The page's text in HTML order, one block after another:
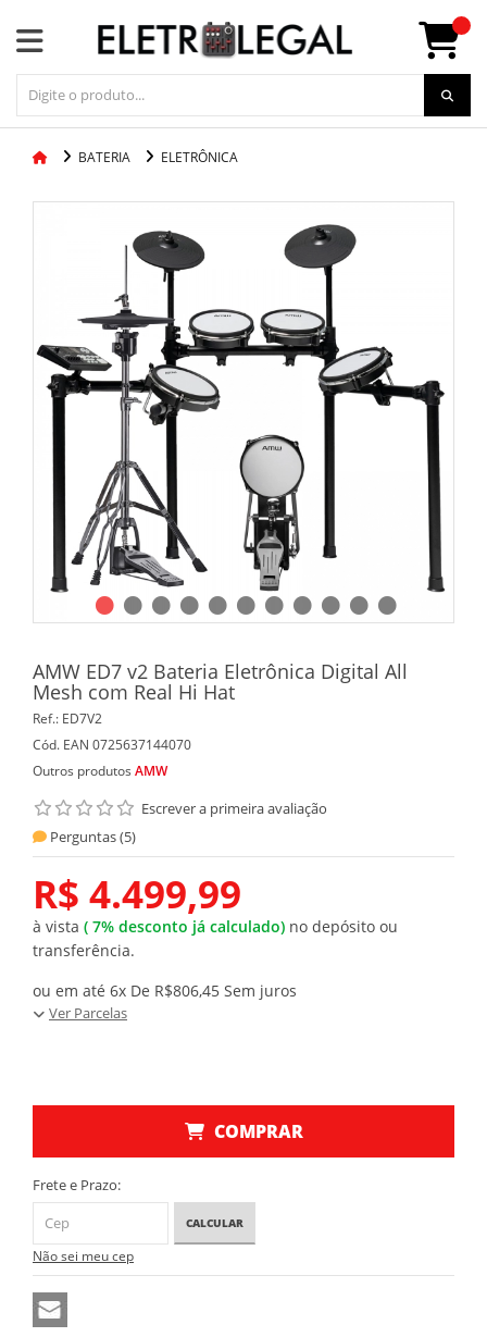
BATERIA ELETRÔNICA
AMW ED7 v2 Bateria Eletrônica Digital All
Mesh com Real Hi Hat
Ref.: ED7V2
Cód. EAN 0725637144070
Outros produtos AMW
Escrever a primeira avaliação
Perguntas (5)
R$ 4.499,99
à vista ( 7% desconto já calculado) no depósito ou
transferência.
ou em até 6x De R$806,45 Sem juros
Ver Parcelas
COMPRAR
Frete e Prazo:
CALCULAR
Não sei meu cep